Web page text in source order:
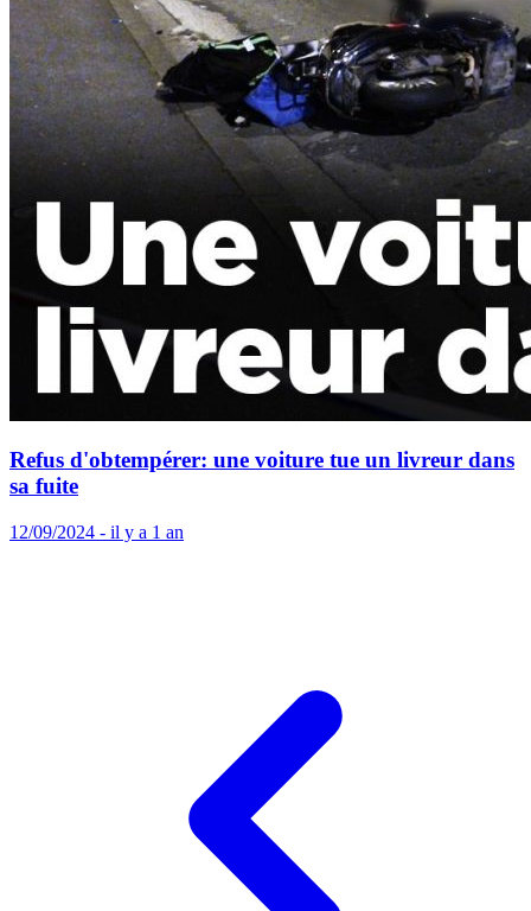
Refus d'obtempérer: une voiture tue un livreur dans
sa fuite
12/09/2024 - il y a 1 an